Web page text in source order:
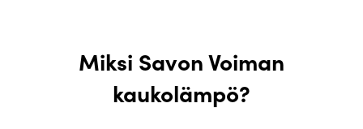
Miksi Savon Voiman
kaukolämpö?